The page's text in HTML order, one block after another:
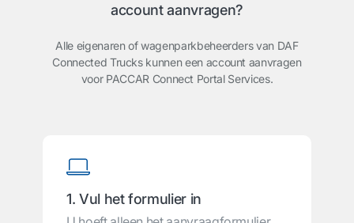
account aanvragen?
Alle eigenaren of wagenparkbeheerders van DAF
Connected Trucks kunnen een account aanvragen
voor PACCAR Connect Portal Services.
1. Vul het formulier in